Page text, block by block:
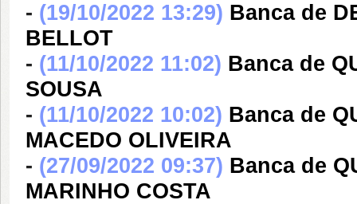
- (19/10/2022 13:29) Banca de
BELLOT
- (11/10/2022 11:02) Banca de
SOUSA
- (11/10/2022 10:02) Banca de
MACEDO OLIVEIRA
- (27/09/2022 09:37) Banca de
MARINHO COSTA